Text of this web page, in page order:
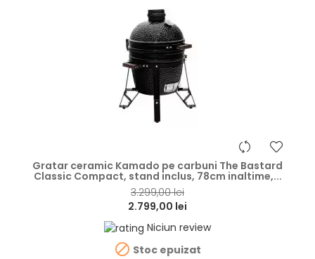
Gratar ceramic Kamado pe carbuni The Bastard
Classic Compact, stand inclus, 78cm inaltime,...
3.299,00 lei
2.799,00 lei
Niciun review
 Stoc epuizat